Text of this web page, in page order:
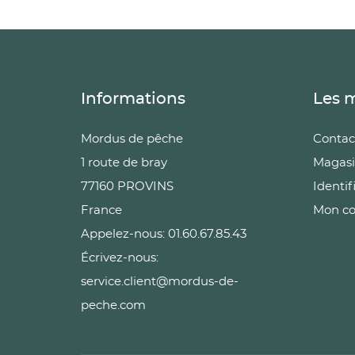
Informations
Mordus de pêche
1 route de bray
77160 PROVINS
France
Appelez-nous: 01.60.67.85.43
Écrivez-nous:
service.client@mordus-de-
peche.com
Les
Mon